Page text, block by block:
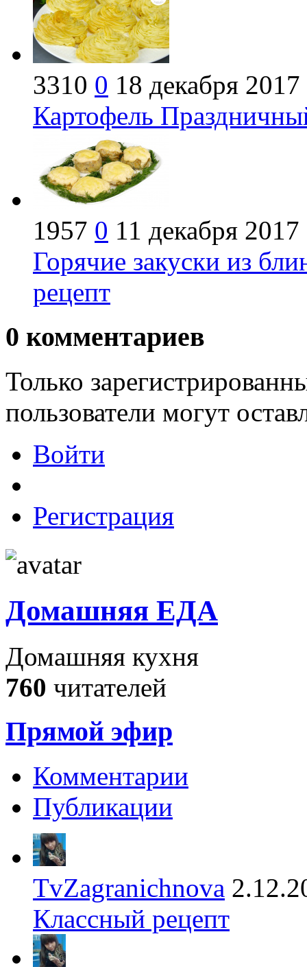
3310 0 18 декабря 2017
Картофель
1957 0 11 декабря 2017
Горячие закуски из
рецепт
0 комментариев
Только
пользователи могут
Войти
Регистрация
Домашняя ЕДА
Домашняя кухня
760 читателей
Прямой эфир
Комментарии
Публикации
TvZagranichnova
Классный рецепт